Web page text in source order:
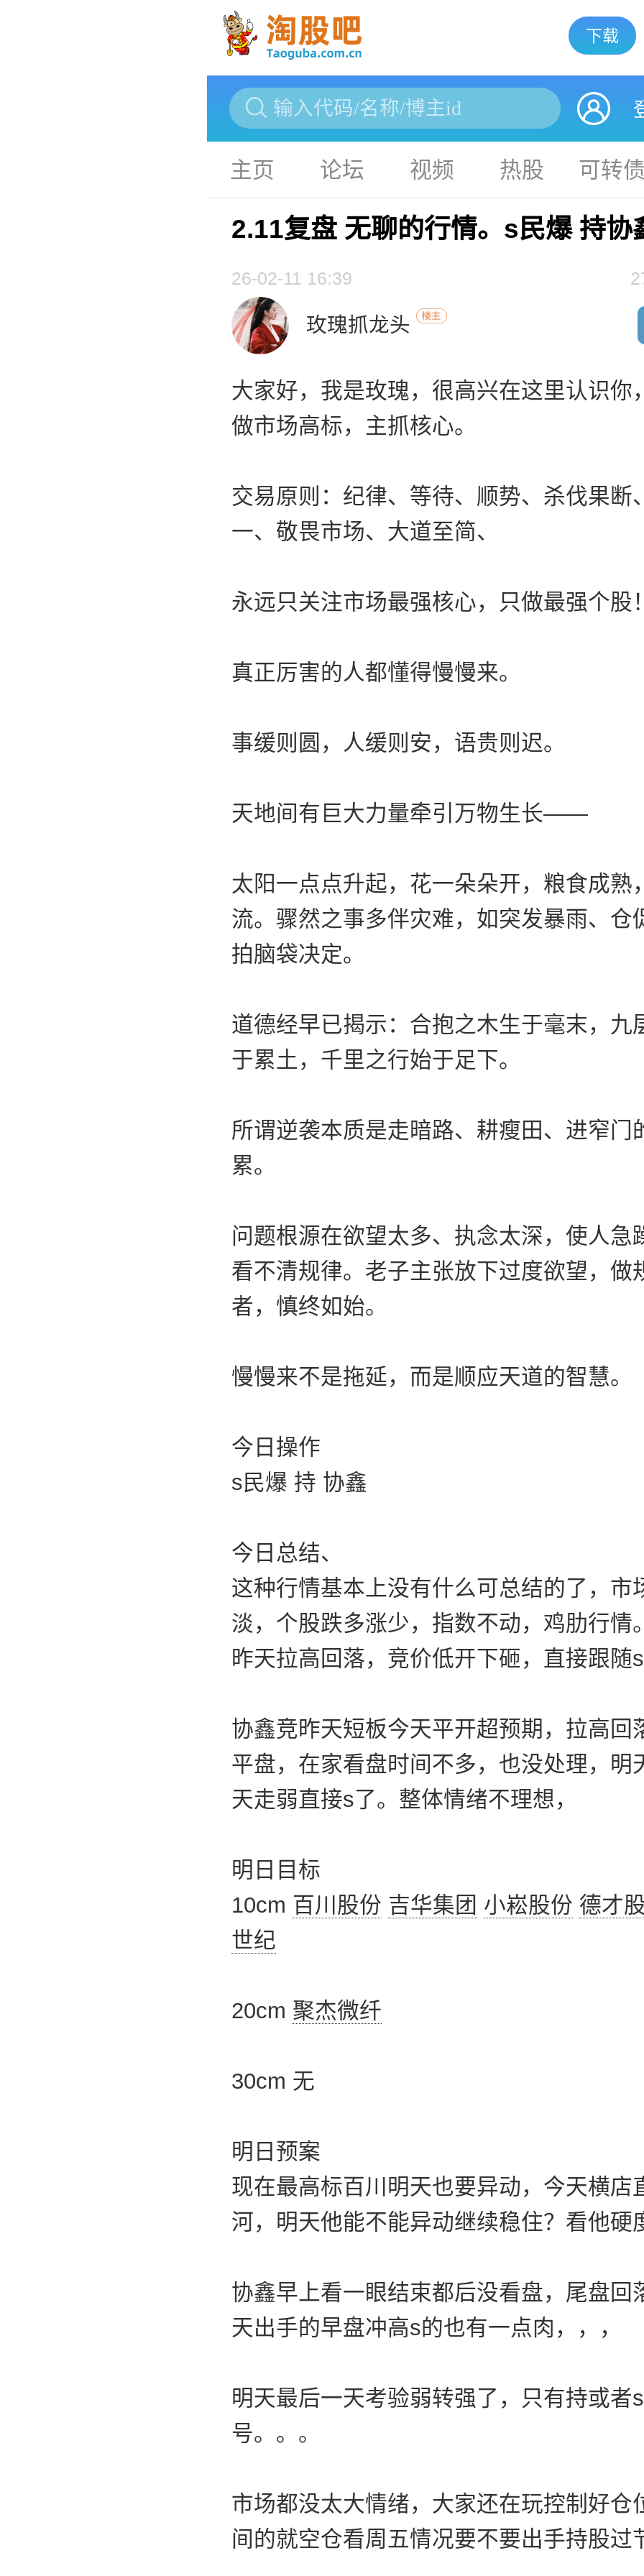
主页 论坛 视频 热股 可转
下载
2.11复盘 无聊的行情。s民爆 持协
26-02-11 16:39
玫瑰抓龙头
大家好，我是玫瑰，很高兴在这里认识你
做市场高标，主抓核心。
交易原则：纪律、等待、顺势、杀伐果断
一、敬畏市场、大道至简、
永远只关注市场最强核心，只做最强个股
真正厉害的人都懂得慢慢来。
事缓则圆，人缓则安，语贵则迟。
天地间有巨大力量牵引万物生长——
太阳一点点升起，花一朵朵开，粮食成熟
流。骤然之事多伴灾难，如突发暴雨、仓
拍脑袋决定。
道德经早已揭示：合抱之木生于毫末，九
于累土，千里之行始于足下。
所谓逆袭本质是走暗路、耕瘦田、进窄门
累。
问题根源在欲望太多、执念太深，使人急
看不清规律。老子主张放下过度欲望，做
者，慎终如始。
慢慢来不是拖延，而是顺应天道的智慧。
今日操作
s民爆 持 协鑫
今日总结、
这种行情基本上没有什么可总结的了，市
淡，个股跌多涨少，指数不动，鸡肋行情
昨天拉高回落，竞价低开下砸，直接跟随
协鑫竞昨天短板今天平开超预期，拉高回
平盘，在家看盘时间不多，也没处理，明
天走弱直接s了。整体情绪不理想，
明日目标
10cm 百川股份 吉华集团 小崧股份 德才
世纪
20cm 聚杰微纤
30cm 无
明日预案
现在最高标百川明天也要异动，今天横店
河，明天他能不能异动继续稳住？看他硬
协鑫早上看一眼结束都后没看盘，尾盘回
天出手的早盘冲高s的也有一点肉，，，
明天最后一天考验弱转强了，只有持或者
号。。。
市场都没太大情绪，大家还在玩控制好仓
间的就空仓看周五情况要不要出手持股过